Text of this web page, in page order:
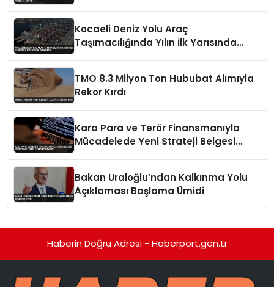
Kocaeli Deniz Yolu Araç
Taşımacılığında Yılın İlk Yarısında
TMO 8.3 Milyon Ton Hububat Alımıyla
Rekor Kırdı
Kara Para ve Terör Finansmanıyla
Mücadelede Yeni Strateji Belgesi
Bakan Uraloğlu’ndan Kalkınma Yolu
Açıklaması Başlama Ümidi
Haberin Doğru Adresi - Haberport.gen.tr